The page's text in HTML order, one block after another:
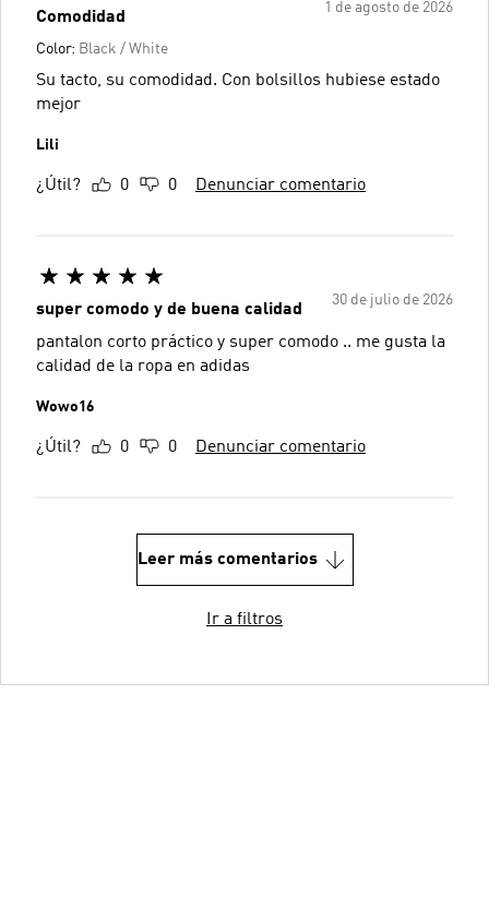
1 de agosto de 2026
Comodidad
Color: Black / White
Su tacto, su comodidad. Con bolsillos hubiese estado
mejor
Lili
¿Útil? 0 0 Denunciar comentario
30 de julio de 2026
super comodo y de buena calidad
pantalon corto práctico y super comodo .. me gusta la
calidad de la ropa en adidas
Wowo16
¿Útil? 0 0 Denunciar comentario
Leer más comentarios
Ir a filtros